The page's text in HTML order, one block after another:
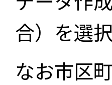
合）を選
なお市区